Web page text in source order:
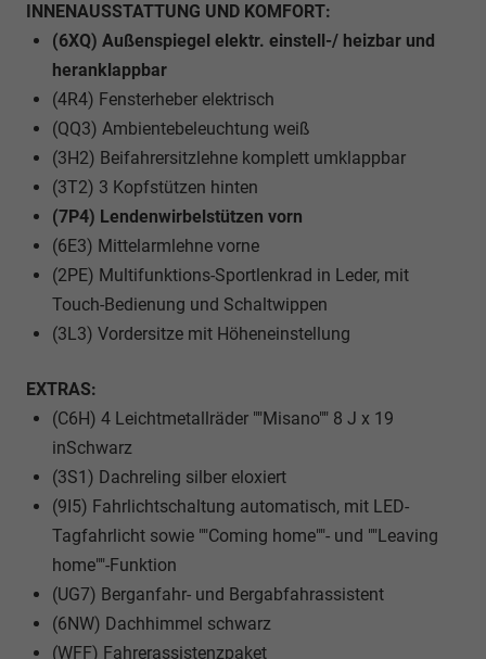
INNENAUSSTATTUNG UND KOMFORT:
(6XQ) Außenspiegel elektr. einstell-/ heizbar und
heranklappbar
(4R4) Fensterheber elektrisch
(QQ3) Ambientebeleuchtung weiß
(3H2) Beifahrersitzlehne komplett umklappbar
(3T2) 3 Kopfstützen hinten
(7P4) Lendenwirbelstützen vorn
(6E3) Mittelarmlehne vorne
(2PE) Multifunktions-Sportlenkrad in Leder, mit
Touch-Bedienung und Schaltwippen
(3L3) Vordersitze mit Höheneinstellung
EXTRAS:
(C6H) 4 Leichtmetallräder ""Misano"" 8 J x 19
inSchwarz
(3S1) Dachreling silber eloxiert
(9I5) Fahrlichtschaltung automatisch, mit LED-
Tagfahrlicht sowie ""Coming home""- und ""Leaving
home""-Funktion
(UG7) Berganfahr- und Bergabfahrassistent
(6NW) Dachhimmel schwarz
(WFF) Fahrerassistenzpaket